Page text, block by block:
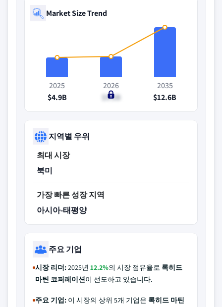
Market Size Trend
2025
$4.9B
2026
$5.2B
2035
$12.6B
지역별 우위
최대 시장
북미
가장 빠른 성장 지역
아시아-태평양
주요 기업
시장 리더:2025년 12.2%의 시장 점유율로 록히드
마틴 코퍼레이션이 선도하고 있습니다.
주요 기업: 이 시장의 상위 5개 기업은 록히드 마틴